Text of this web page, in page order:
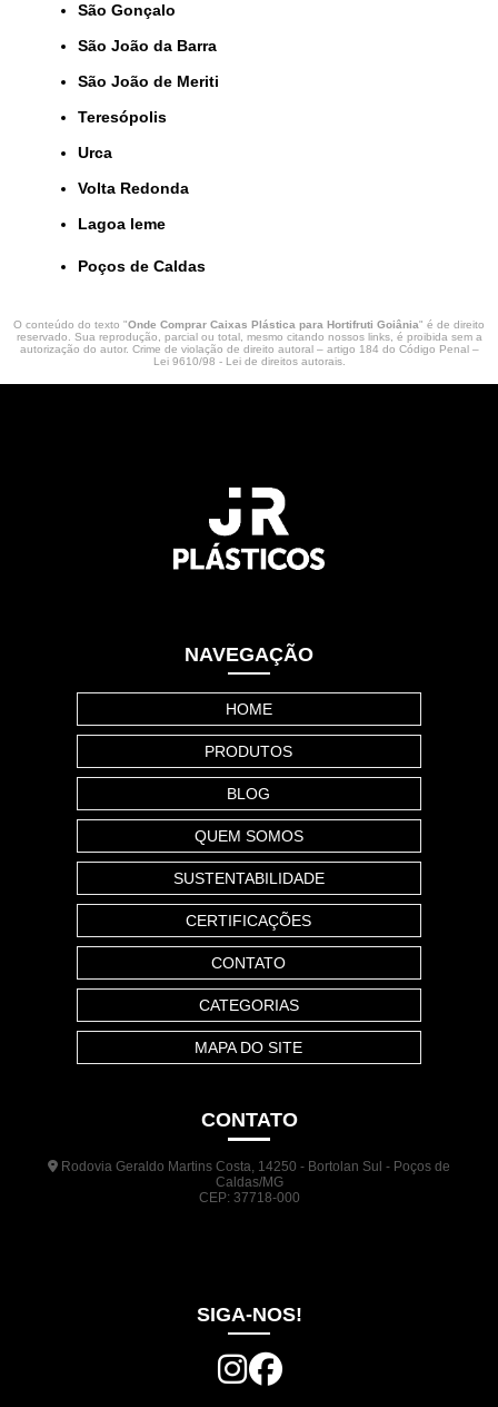
São Gonçalo
São João da Barra
São João de Meriti
Teresópolis
Urca
Volta Redonda
lagoa leme
Poços de Caldas
O conteúdo do texto "Onde Comprar Caixas Plástica para Hortifruti Goiânia" é de direito
reservado. Sua reprodução, parcial ou total, mesmo citando nossos links, é proibida sem a
autorização do autor. Crime de violação de direito autoral – artigo 184 do Código Penal –
Lei 9610/98 - Lei de direitos autorais.
NAVEGAÇÃO
HOME
PRODUTOS
BLOG
QUEM SOMOS
SUSTENTABILIDADE
CERTIFICAÇÕES
CONTATO
CATEGORIAS
MAPA DO SITE
CONTATO
Rodovia Geraldo Martins Costa, 14250 - Bortolan Sul - Poços de
Caldas/MG
CEP: 37718-000
SIGA-NOS!